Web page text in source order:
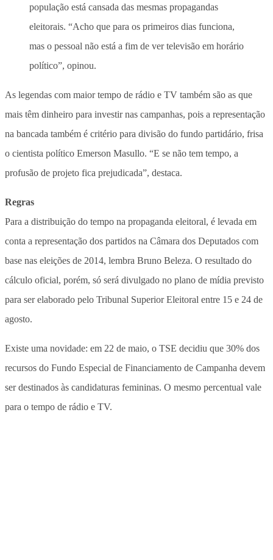
população está cansada das mesmas propagandas
eleitorais. “Acho que para os primeiros dias funciona,
mas o pessoal não está a fim de ver televisão em horário
político”, opinou.
As legendas com maior tempo de rádio e TV também são as que
mais têm dinheiro para investir nas campanhas, pois a representação
na bancada também é critério para divisão do fundo partidário, frisa
o cientista político Emerson Masullo. “E se não tem tempo, a
profusão de projeto fica prejudicada”, destaca.
Regras
Para a distribuição do tempo na propaganda eleitoral, é levada em
conta a representação dos partidos na Câmara dos Deputados com
base nas eleições de 2014, lembra Bruno Beleza. O resultado do
cálculo oficial, porém, só será divulgado no plano de mídia previsto
para ser elaborado pelo Tribunal Superior Eleitoral entre 15 e 24 de
agosto.
Existe uma novidade: em 22 de maio, o TSE decidiu que 30% dos
recursos do Fundo Especial de Financiamento de Campanha devem
ser destinados às candidaturas femininas. O mesmo percentual vale
para o tempo de rádio e TV.